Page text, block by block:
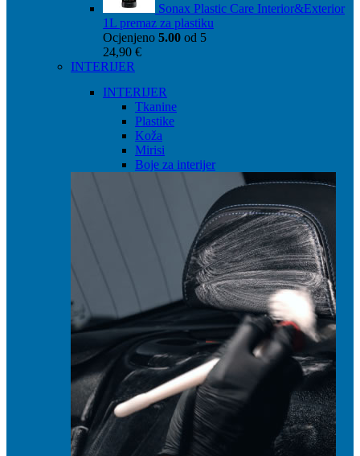
Sonax Plastic Care Interior&Exterior
1L premaz za plastiku
Ocjenjeno 5.00 od 5
24,90 €
INTERIJER
INTERIJER
Tkanine
Plastike
Koža
Mirisi
Boje za interijer